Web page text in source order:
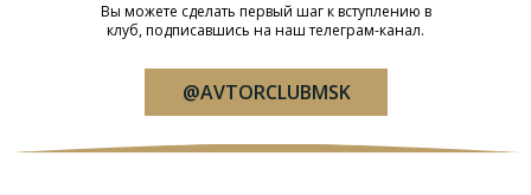
Вы можете сделать первый шаг к вступлению в
клуб, подписавшись на наш телеграм-канал.
@AVTORCLUBMSK